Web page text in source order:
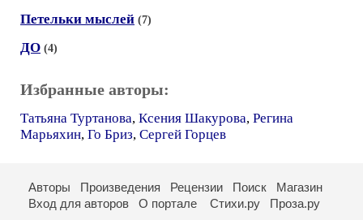
Петельки мыслей (7)
ДО (4)
Избранные авторы:
Татьяна Туртанова, Ксения Шакурова, Регина
Марьяхин, Го Бриз, Сергей Горцев
Авторы Произведения Рецензии Поиск
Магазин
Вход для авторов
О портале Стихи.ру Проза.ру